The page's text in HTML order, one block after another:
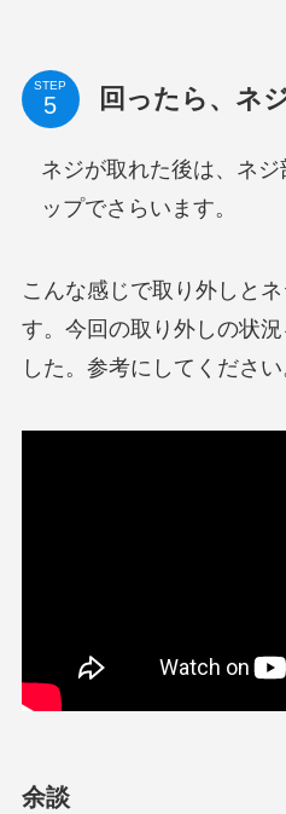
STEP 回ったら、ネ
ネジが取れた後は、ネ
ップでさらいます。
こんな感じで取り外しと
す。今回の取り外しの状
した。参考にしてください
余談